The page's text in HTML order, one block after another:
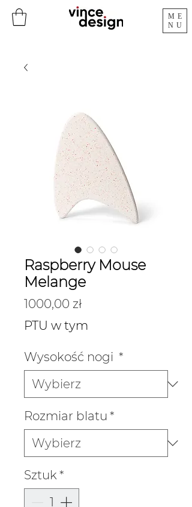
ME
NU
Raspberry Mouse
Melange
1000,00 złCena
PTU w tym
Wysokość nogi *
Rozmiar blatu *
Sztuk *